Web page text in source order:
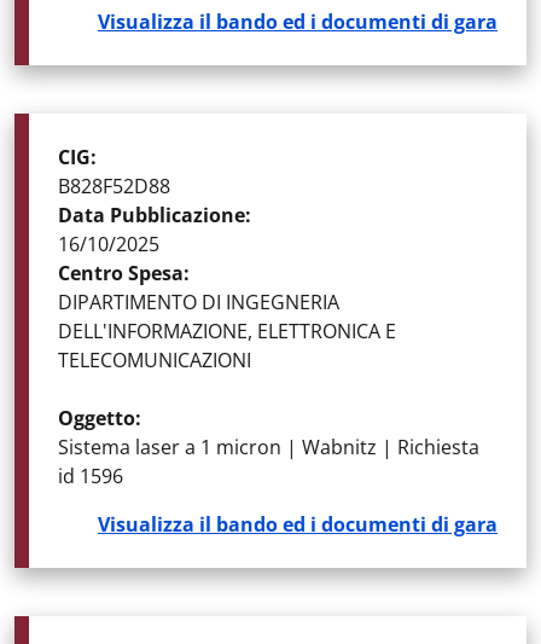
Visualizza il bando ed i documenti di gara
STATO DELLA GARA
CIG:
B828F52D88
Data Pubblicazione:
16/10/2025
Centro Spesa:
DIPARTIMENTO DI INGEGNERIA
DELL'INFORMAZIONE, ELETTRONICA E
TELECOMUNICAZIONI
Oggetto:
Sistema laser a 1 micron | Wabnitz | Richiesta
id 1596
Visualizza il bando ed i documenti di gara